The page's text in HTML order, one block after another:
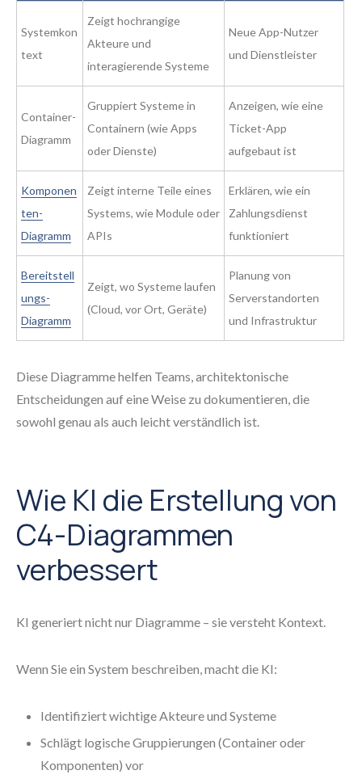
Systemkon
text
Zeigt hochrangige
Akteure und
interagierende Systeme
Neue App-Nutzer
und Dienstleister
Container-
Diagramm
Gruppiert Systeme in
Containern (wie Apps
oder Dienste)
Anzeigen, wie eine
Ticket-App
aufgebaut ist
Komponen
ten-
Diagramm
Zeigt interne Teile eines
Systems, wie Module oder
APIs
Erklären, wie ein
Zahlungsdienst
funktioniert
Bereitstell
ungs-
Diagramm
Zeigt, wo Systeme laufen
(Cloud, vor Ort, Geräte)
Planung von
Serverstandorten
und Infrastruktur
Diese Diagramme helfen Teams, architektonische
Entscheidungen auf eine Weise zu dokumentieren, die
sowohl genau als auch leicht verständlich ist.
Wie KI die Erstellung von
C4-Diagrammen
verbessert
KI generiert nicht nur Diagramme – sie versteht Kontext.
Wenn Sie ein System beschreiben, macht die KI:
Identifiziert wichtige Akteure und Systeme
Schlägt logische Gruppierungen (Container oder
Komponenten) vor